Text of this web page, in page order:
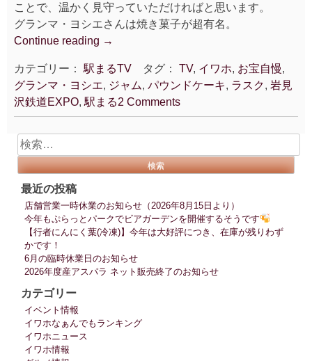
ことで、温かく見守っていただければと思います。
グランマ・ヨシエさんは焼き菓子が超有名。
Continue reading “駅
る
TV。。
続々
中”
→
カテゴリー： 駅まるTV タグ： TV, イワホ, お宝自慢,
グランマ・ヨシエ, ジャム, パウンドケーキ, ラスク, 岩見
沢鉄道EXPO, 駅まる2 Comments
検
索:
最近の投稿
店舗営業一時休業のお知らせ（2026年8月15日より）
今年もぷらっとパークでビアガーデンを開催するそうです
【行者にんにく葉(冷凍)】今年は大好評につき、在庫が残りわず
かです！
6月の臨時休業日のお知らせ
2026年度産アスパラ ネット販売終了のお知らせ
カテゴリー
イベント情報
イワホなぁんでもランキング
イワホニュース
イワホ情報